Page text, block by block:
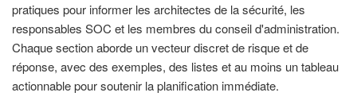
pratiques pour informer les architectes de la sécurité, les
responsables SOC et les membres du conseil d'administration.
Chaque section aborde un vecteur discret de risque et de
réponse, avec des exemples, des listes et au moins un tableau
actionnable pour soutenir la planification immédiate.